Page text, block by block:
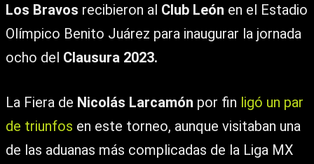
Los Bravos recibieron al Club León en el Estadio
Olímpico Benito Juárez para inaugurar la jornada
ocho del Clausura 2023.
La Fiera de Nicolás Larcamón por fin ligó un par
de triunfos en este torneo, aunque visitaban una
de las aduanas más complicadas de la Liga MX